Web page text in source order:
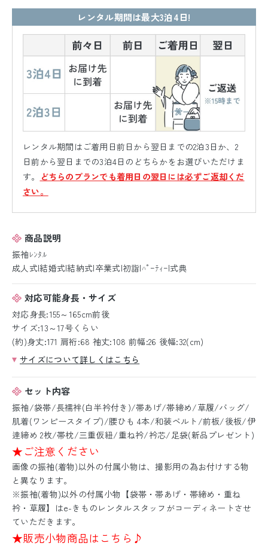
レンタル期間は最大3泊4日!
レンタル期間はご着用日前日から翌日までの2泊3日か、2
日前から翌日までの3泊4日のどちらかをお選びいただけま
す。
どちらのプランでも着用日の翌日には必ずご返却くだ
さい。
商品説明
振袖ﾚﾝﾀﾙ
成人式|結婚式|結納式|卒業式|初詣|ﾊﾟｰﾃｨｰ|式典
対応可能身長・サイズ
対応身長:155～165cm前後
サイズ:13～17号くらい
(約)身丈:171 肩裄:68 袖丈:108 前幅:26 後幅:32(cm)
サイズについて詳しくはこちら
セット内容
振袖/袋帯/長襦袢(白半衿付き)/帯あげ/帯締め/草履/バッグ/
肌着(ワンピースタイプ)/腰ひも 4本/和装ベルト/前板/後板/伊
逹締め 2枚/帯枕/三重仮紐/重ね衿/衿芯/足袋(新品プレゼント)
★ご注意ください
画像の振袖(着物)以外の付属小物は、撮影用の為お付けする物
と異なります。
※振袖(着物)以外の付属小物【袋帯・帯あげ・帯締め・重ね
衿・草履】はe-きものレンタルスタッフがコーディネートさせ
ていただきます。
★販売小物商品はこちら♪